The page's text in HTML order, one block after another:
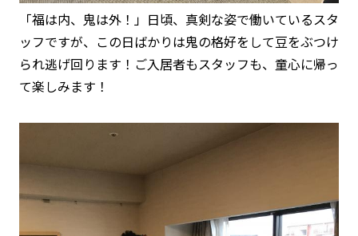
「福は内、鬼は外！」日頃、真剣な姿で働いているスタ
ッフですが、この日ばかりは鬼の格好をして豆をぶつけ
られ逃げ回ります！ご入居者もスタッフも、童心に帰っ
て楽しみます！